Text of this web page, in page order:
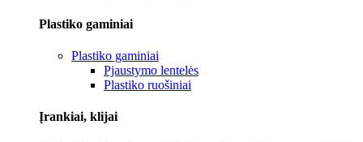
Plastiko gaminiai
Plastiko gaminiai
Pjaustymo lentelės
Plastiko ruošiniai
Įrankiai, klijai